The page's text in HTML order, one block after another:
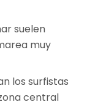
suelen
muy
los surfistas
central